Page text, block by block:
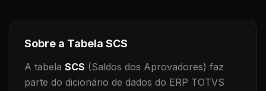
Sobre a Tabela SCS
A tabela SCS (Saldos dos Aprovadores) faz
parte do dicionário de dados do ERP TOTVS